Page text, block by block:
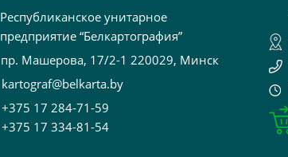
Республиканское унитарное
предприятие “Белкартография”
пр. Машерова, 17/2-1 220029, Минск
kartograf@belkarta.by
+375 17 284-71-59
+375 17 334-81-54